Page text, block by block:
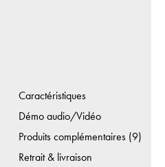
Caractéristiques
Démo audio/Vidéo
Produits complémentaires (9)
Retrait & livraison